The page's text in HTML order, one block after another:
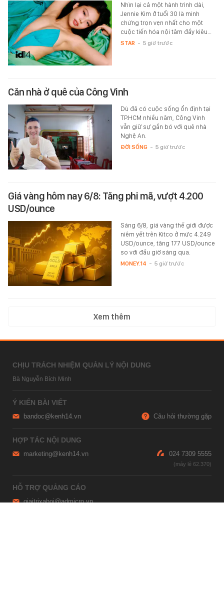
Nhìn lại cả một hành trình dài,
Jennie Kim ở tuổi 30 là minh
chứng trọn vẹn nhất cho một
cuộc tiến hóa nội tâm đầy kiêu…
STAR - 5 giờ trước
Căn nhà ở quê của Công Vinh
Dù đã có cuộc sống ổn định tại
TP.HCM nhiều năm, Công Vinh
vẫn giữ sự gắn bó với quê nhà
Nghệ An.
ĐỜI SỐNG - 5 giờ trước
Giá vàng hôm nay 6/8: Tăng phi mã, vượt 4.200
USD/ounce
Sáng 6/8, giá vàng thế giới được
niêm yết trên Kitco ở mức 4.249
USD/ounce, tăng 177 USD/ounce
so với đầu giờ sáng qua.
MONEY.14 - 5 giờ trước
Xem thêm
CHỊU TRÁCH NHIỆM QUẢN LÝ NỘI DUNG
Bà Nguyễn Bích Minh
Ý KIẾN BÀI VIẾT
bandoc@kenh14.vn Câu hỏi thường gặp
HỢP TÁC NỘI DUNG
marketing@kenh14.vn 024 7309 5555
HỖ TRỢ QUẢNG CÁO
giaitrixahoi@admicro.vn